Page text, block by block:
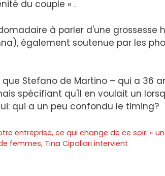
du couple « .
à parler d'une grossesse
également soutenue par les
que Stefano de Martino – qui a 36
spécifiant qu'il en voulait un
qui a un peu confondu le timing?
entreprise, ce qui change de ce soir: «
femmes, Tina Cipollari intervient